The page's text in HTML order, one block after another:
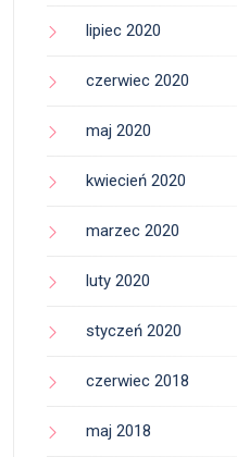
lipiec 2020
czerwiec 2020
maj 2020
kwiecień 2020
marzec 2020
luty 2020
styczeń 2020
czerwiec 2018
maj 2018